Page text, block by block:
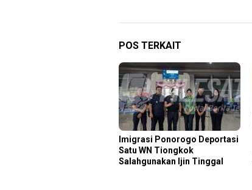
POS TERKAIT
Imigrasi Ponorogo Deportasi
Satu WN Tiongkok
Salahgunakan Ijin Tinggal